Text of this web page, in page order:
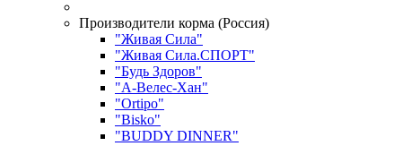
Производители корма (Россия)
"Живая Сила"
"Живая Сила.СПОРТ"
"Будь Здоров"
"А-Велес-Хан"
"Ortipo"
"Bisko"
"BUDDY DINNER"